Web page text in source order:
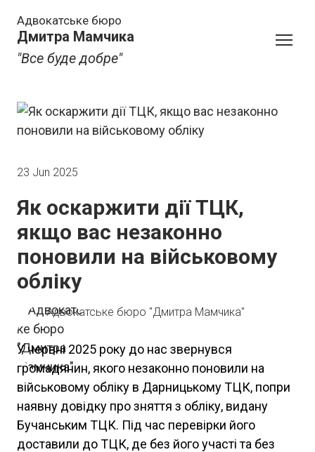
Адвокатське бюро
Дмитра Мамчика
"Все буде добре"
23 Jun 2025
Як оскаржити дії ТЦК,
якщо вас незаконно
поновили на військовому
обліку
Адвокатське бюро "Дмитра Мамчика"
У червні 2025 року до нас звернувся
громадянин, якого незаконно поновили на
військовому обліку в Дарницькому ТЦК, попри
наявну довідку про зняття з обліку, видану
Бучанським ТЦК. Під час перевірки його
доставили до ТЦК, де без його участі та без